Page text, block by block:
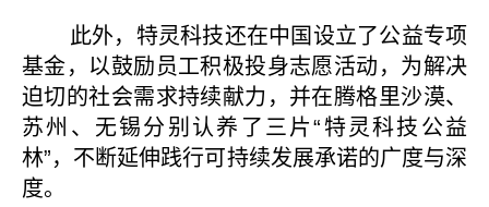
此外，特灵科技还在中国设立了公益专项
基金，以鼓励员工积极投身志愿活动，为解决
迫切的社会需求持续献力，并在腾格里沙漠、
苏州、无锡分别认养了三片“特灵科技公益
林”，不断延伸践行可持续发展承诺的广度与深
度。